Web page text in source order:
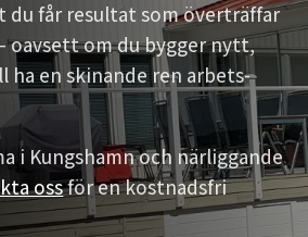
du får resultat som överträffar
oavsett om du bygger nytt,
ha en skinande ren arbets-
i Kungshamn och närliggande
ossför en kostnadsfri